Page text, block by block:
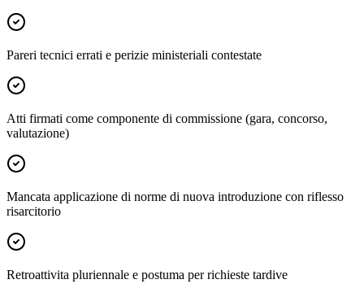
Pareri tecnici errati e perizie ministeriali contestate
Atti firmati come componente di commissione (gara, concorso,
valutazione)
Mancata applicazione di norme di nuova introduzione con riflesso
risarcitorio
Retroattivita pluriennale e postuma per richieste tardive